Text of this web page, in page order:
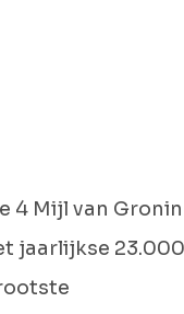
4 Mijl van
jaarlijkse 23.000